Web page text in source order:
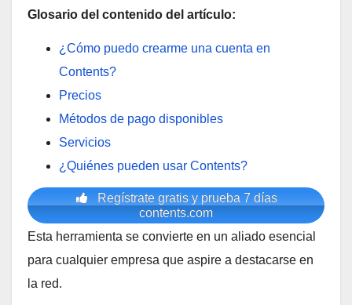
Glosario del contenido del artículo:
¿Cómo puedo crearme una cuenta en
Contents?
Precios
Métodos de pago disponibles
Servicios
¿Quiénes pueden usar Contents?
Regístrate gratis y prueba 7 días
contents.com
Esta herramienta se convierte en un aliado esencial
para cualquier empresa que aspire a destacarse en
la red.